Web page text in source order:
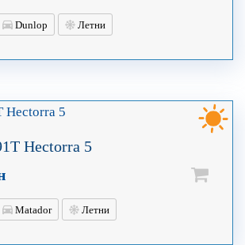
Dunlop Летни
Hectorra 5
Matador Летни